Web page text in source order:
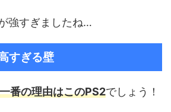
強すぎましたね…
すぎる壁
一番の理由はこのPS2でしょう！